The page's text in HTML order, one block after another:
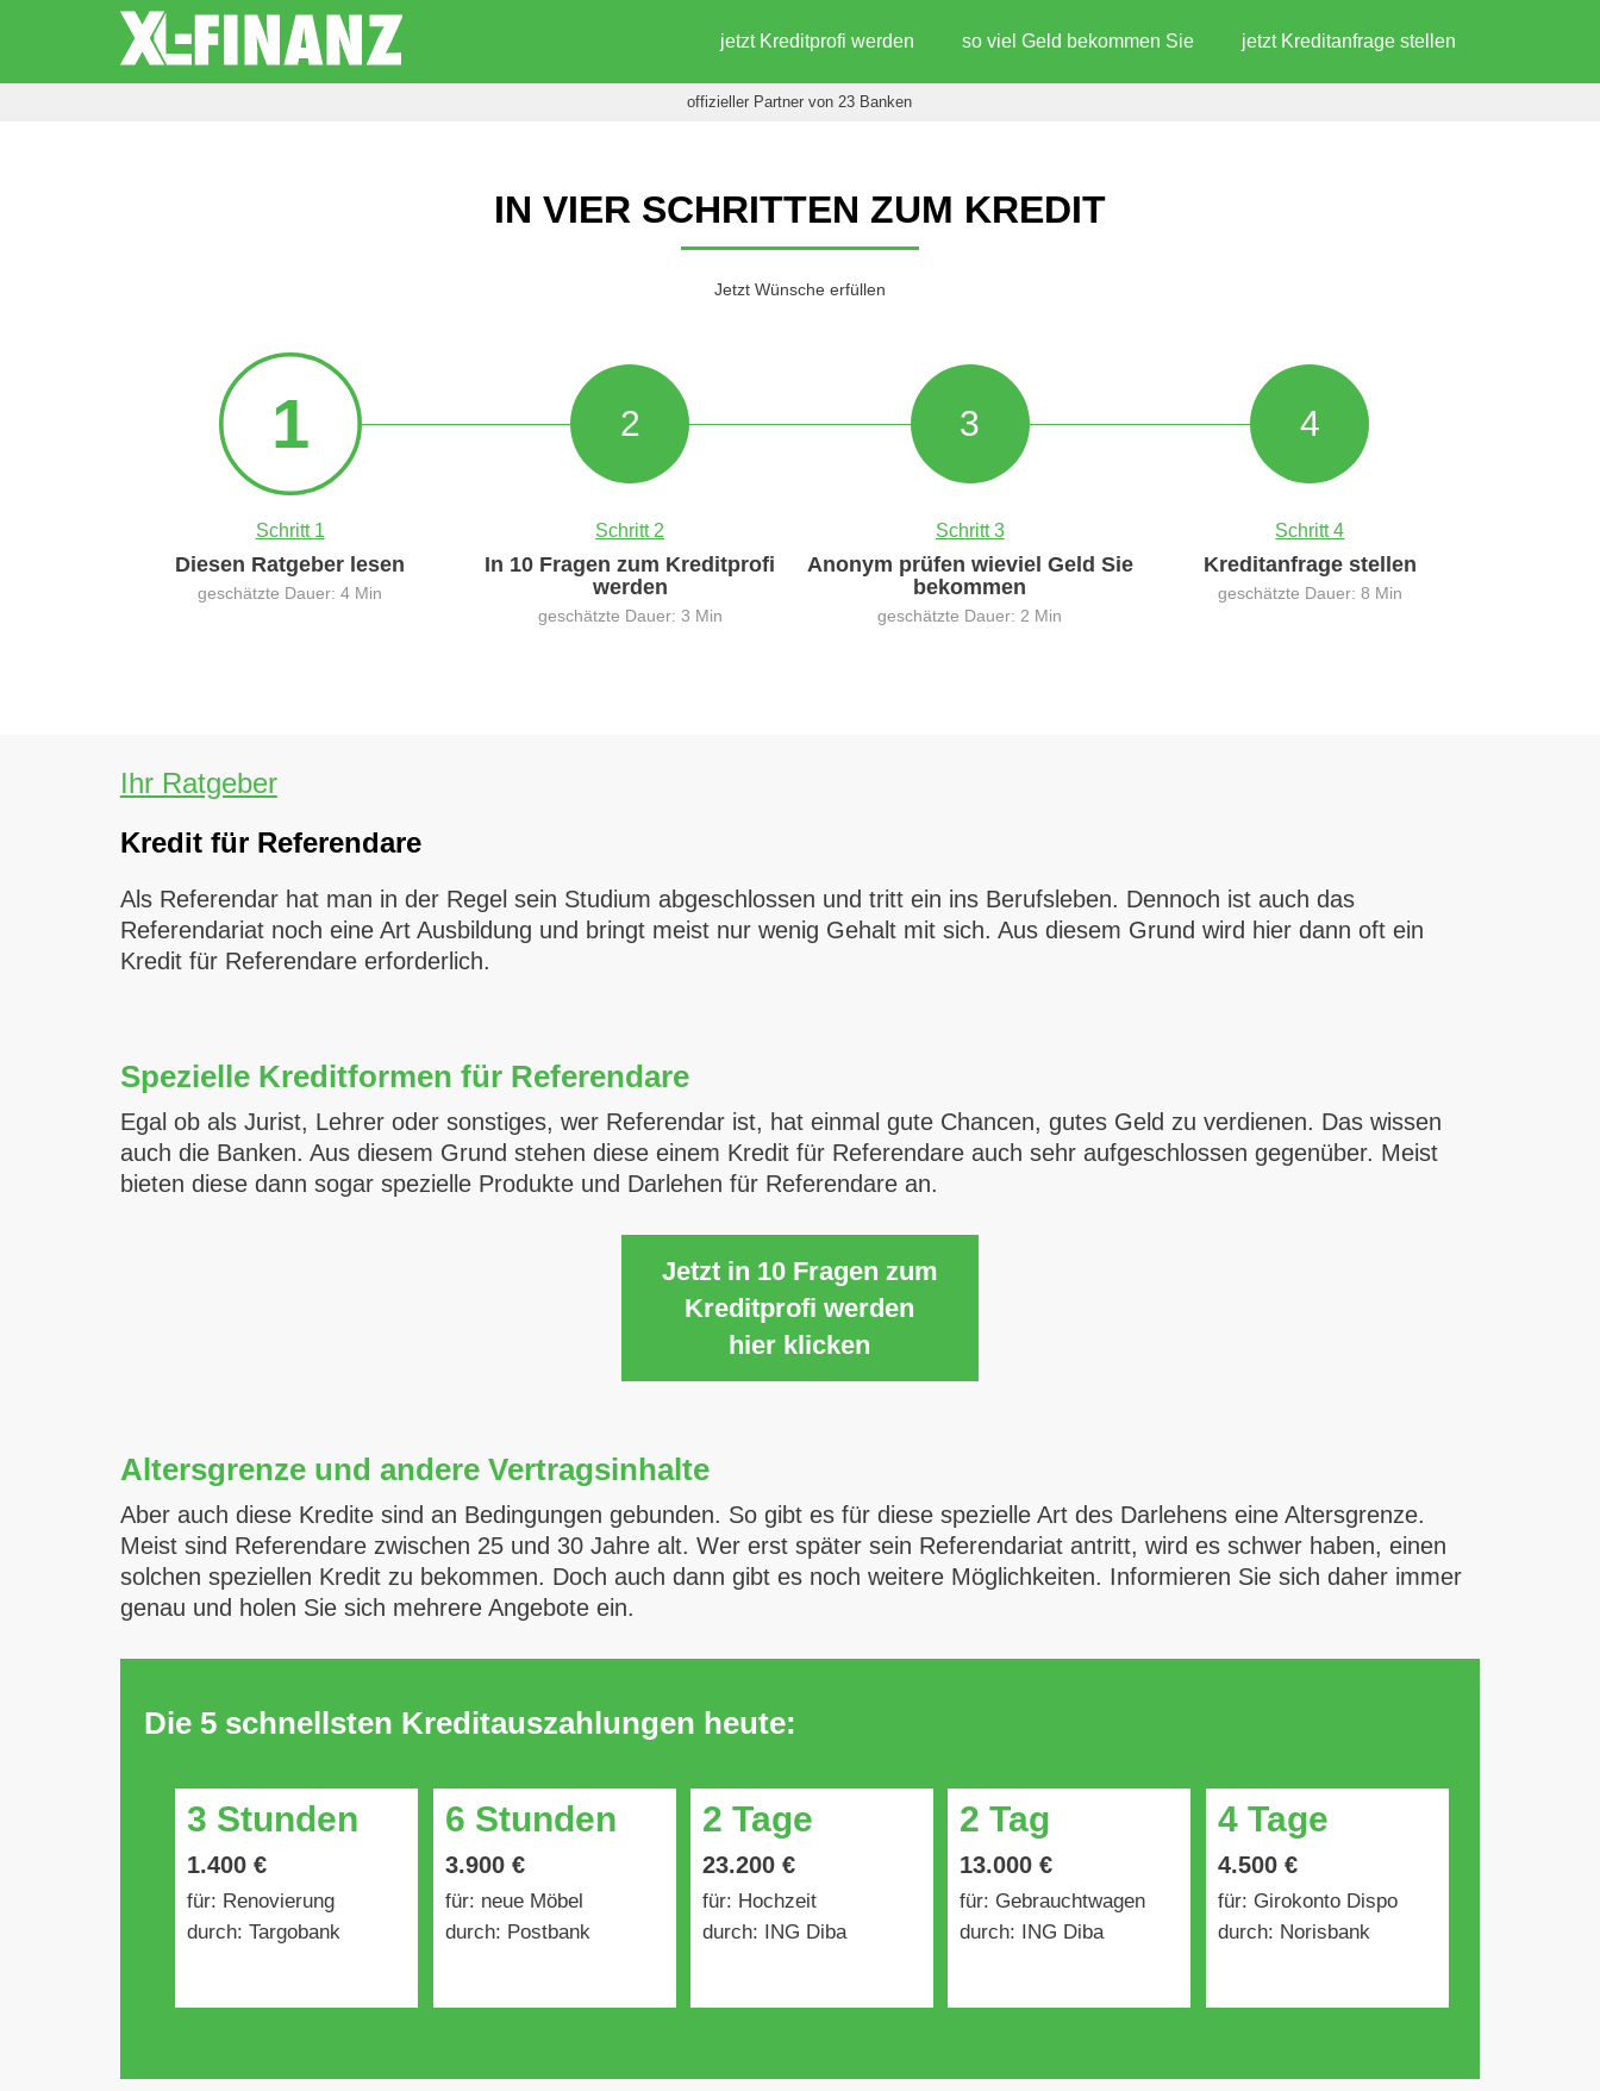
jetzt Kreditprofi werden so viel Geld bekommen Sie jetzt Kreditanfrage stellen
offizieller Partner von 23 Banken
IN VIER SCHRITTEN ZUM KREDIT
Jetzt Wünsche erfüllen
1
Schritt 1
Diesen Ratgeber lesen
geschätzte Dauer: 4 Min
2
Schritt 2
In 10 Fragen zum Kreditprofi
werden
geschätzte Dauer: 3 Min
3
Schritt 3
Anonym prüfen wieviel Geld Sie
bekommen
geschätzte Dauer: 2 Min
4
Schritt 4
Kreditanfrage stellen
geschätzte Dauer: 8 Min
Ihr Ratgeber
Kredit für Referendare
Als Referendar hat man in der Regel sein Studium abgeschlossen und tritt ein ins Berufsleben. Dennoch ist auch das
Referendariat noch eine Art Ausbildung und bringt meist nur wenig Gehalt mit sich. Aus diesem Grund wird hier dann oft ein
Kredit für Referendare erforderlich.
Spezielle Kreditformen für Referendare
Egal ob als Jurist, Lehrer oder sonstiges, wer Referendar ist, hat einmal gute Chancen, gutes Geld zu verdienen. Das wissen
auch die Banken. Aus diesem Grund stehen diese einem Kredit für Referendare auch sehr aufgeschlossen gegenüber. Meist
bieten diese dann sogar spezielle Produkte und Darlehen für Referendare an.
Jetzt in 10 Fragen zum
Kreditprofi werden
hier klicken
Altersgrenze und andere Vertragsinhalte
Aber auch diese Kredite sind an Bedingungen gebunden. So gibt es für diese spezielle Art des Darlehens eine Altersgrenze.
Meist sind Referendare zwischen 25 und 30 Jahre alt. Wer erst später sein Referendariat antritt, wird es schwer haben, einen
solchen speziellen Kredit zu bekommen. Doch auch dann gibt es noch weitere Möglichkeiten. Informieren Sie sich daher immer
genau und holen Sie sich mehrere Angebote ein.
Die 5 schnellsten Kreditauszahlungen heute:
3 Stunden
1.400 €
für: Renovierung
durch: Targobank
6 Stunden
3.900 €
für: neue Möbel
durch: Postbank
2 Tage
23.200 €
für: Hochzeit
durch: ING Diba
2 Tag
13.000 €
für: Gebrauchtwagen
durch: ING Diba
4 Tage
4.500 €
für: Girokonto Dispo
durch: Norisbank